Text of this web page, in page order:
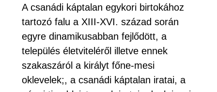
A csanádi káptalan egykori birtokához
tartozó falu a XIII-XVI. század során
egyre dinamikusabban fejlődött, a
település életviteléről illetve ennek
szakaszáról a királyt főne-mesi
oklevelek;, a csanádi káptalan iratai, a